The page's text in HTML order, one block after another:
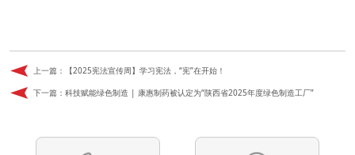
上一篇：
【2025宪法宣传周】学习宪法，“宪”在开始！
下一篇： 科技赋能绿色制造 | 康惠制药被认定为“陕西省2025年度绿色制造工厂”